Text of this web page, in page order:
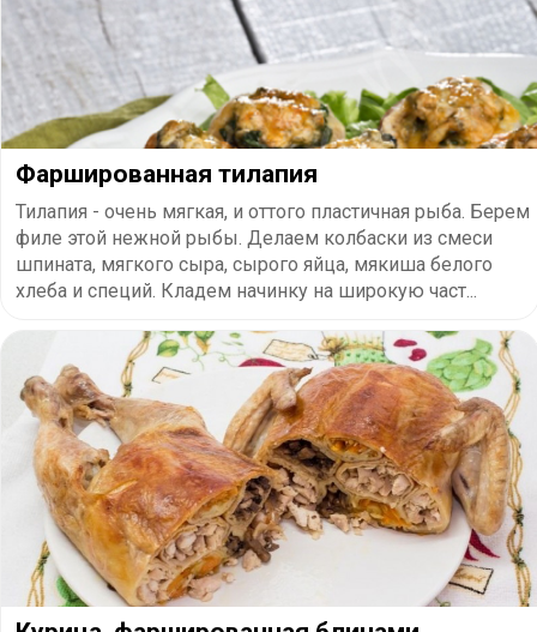
Фаршированная тилапия
Тилапия - очень мягкая, и оттого пластичная рыба. Берем
филе этой нежной рыбы. Делаем колбаски из смеси
шпината, мягкого сыра, сырого яйца, мякиша белого
хлеба и специй. Кладем начинку на широкую част...